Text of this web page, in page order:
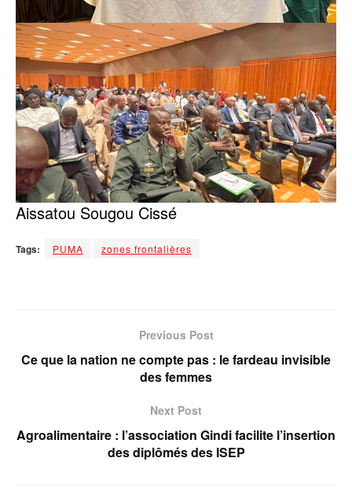
Aissatou Sougou Cissé
Tags: PUMA zones frontalières
Previous Post
Ce que la nation ne compte pas : le fardeau invisible
des femmes
Next Post
Agroalimentaire : l’association Gindi facilite l’insertion
des diplômés des ISEP